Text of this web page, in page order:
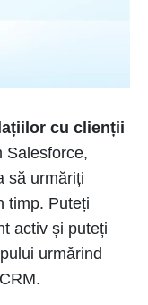
cu clienții
Salesforce,
să urmăriți
timp. Puteți
activ și puteți
urmărind